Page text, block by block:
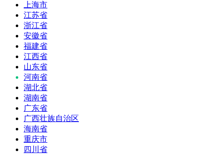
上海市
江苏省
浙江省
安徽省
福建省
江西省
山东省
河南省
湖北省
湖南省
广东省
广西壮族自治区
海南省
重庆市
四川省